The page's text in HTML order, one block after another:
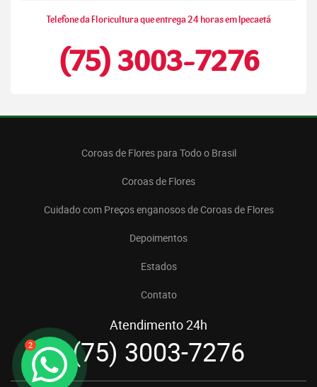
2
Telefone da Floricultura que entrega 24 horas em Ipecaetá
(75) 3003-7276
Coroas de Flores para Todo o Brasil
Coroas de Flores
Cuidado com Preços enganosos de Coroas de Flores
Depoimentos
Estados
Contato
Atendimento 24h
(75) 3003-7276